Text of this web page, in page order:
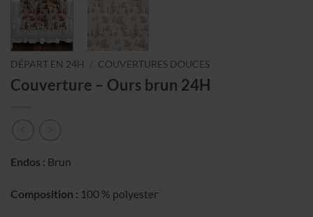
DÉPART EN 24H COUVERTURES DOUCES
Couverture – Ours brun 24H
Endos : Brun
Composition : 100 % polyester